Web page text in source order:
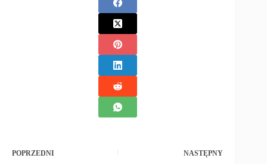
POPRZEDNI NASTĘPNY